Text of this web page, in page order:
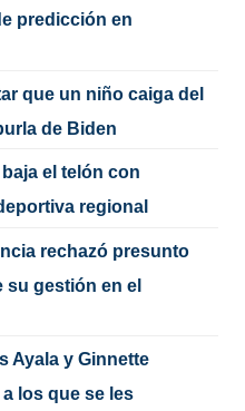
predicción en
que un niño caiga del
de Biden
el telón con
regional
rechazó presunto
gestión en el
Ayala y Ginnette
los que se les